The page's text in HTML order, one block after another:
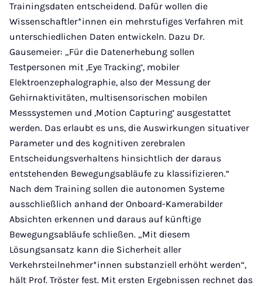
Trainingsdaten entscheidend. Dafür wollen die
Wissenschaftler*innen ein mehrstufiges Verfahren mit
unterschiedlichen Daten entwickeln. Dazu Dr.
Gausemeier: „Für die Datenerhebung sollen
Testpersonen mit ,Eye Tracking‘, mobiler
Elektroenzephalographie, also der Messung der
Gehirnaktivitäten, multisensorischen mobilen
Messsystemen und ,Motion Capturing‘ ausgestattet
werden. Das erlaubt es uns, die Auswirkungen situativer
Parameter und des kognitiven zerebralen
Entscheidungsverhaltens hinsichtlich der daraus
entstehenden Bewegungsabläufe zu klassifizieren.“
Nach dem Training sollen die autonomen Systeme
ausschließlich anhand der Onboard-Kamerabilder
Absichten erkennen und daraus auf künftige
Bewegungsabläufe schließen. „Mit diesem
Lösungsansatz kann die Sicherheit aller
Verkehrsteilnehmer*innen substanziell erhöht werden“,
hält Prof. Tröster fest. Mit ersten Ergebnissen rechnet das